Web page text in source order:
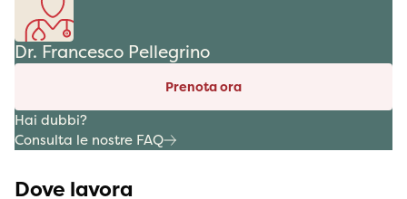
Dr. Francesco Pellegrino
Prenota ora
Hai dubbi?
Consulta le nostre FAQ
Dove lavora